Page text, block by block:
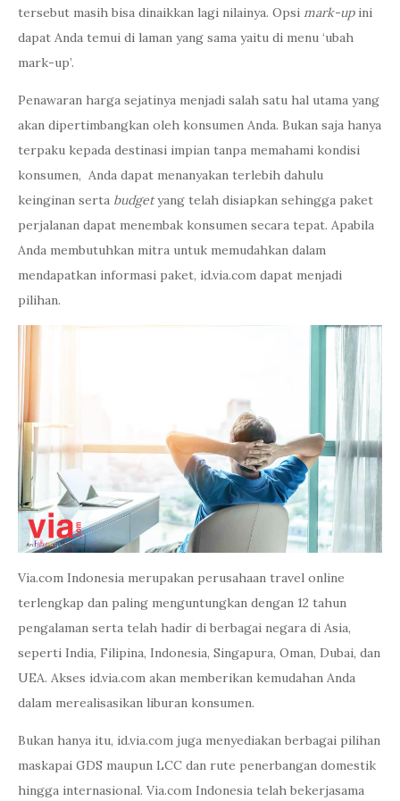
tersebut masih bisa dinaikkan lagi nilainya. Opsi mark-upini
dapat Anda temui di laman yang sama yaitu di menu ‘ubah
mark-up’.
Penawaran harga sejatinya menjadi salah satu hal utama yang
akan dipertimbangkan oleh konsumen Anda. Bukan saja hanya
terpaku kepada destinasi impian tanpa memahami kondisi
konsumen, Anda dapat menanyakan terlebih dahulu
keinginan serta budgetyang telah disiapkan sehingga paket
perjalanan dapat menembak konsumen secara tepat. Apabila
Anda membutuhkan mitra untuk memudahkan dalam
mendapatkan informasi paket, id.via.com dapat menjadi
pilihan.
Via.com Indonesia merupakan perusahaan travel online
terlengkap dan paling menguntungkan dengan 12 tahun
pengalaman serta telah hadir di berbagai negara di Asia,
seperti India, Filipina, Indonesia, Singapura, Oman, Dubai, dan
UEA. Akses id.via.com akan memberikan kemudahan Anda
dalam merealisasikan liburan konsumen.
Bukan hanya itu, id.via.com juga menyediakan berbagai pilihan
maskapai GDS maupun LCC dan rute penerbangan domestik
hingga internasional. Via.com Indonesia telah bekerjasama